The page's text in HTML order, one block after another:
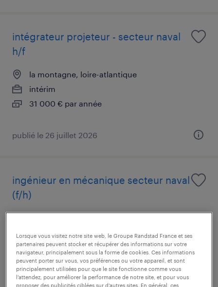
intégrateur projeteur - secteur naval
h/f
la montagne, loire-atlantique
intérim
31 000 € par année
publié le 26 juillet 2026
ingénieur en mécanique secteur naval
(f/h)
intérim
45 000 € - 55 000 € par année
publié le 29 mai 2026
Lorsque vous visitez notre site web, le Groupe Randstad France et ses
partenaires peuvent stocker et récupérer des informations sur votre
navigateur, principalement sous la forme de cookies. Ces informations
peuvent porter sur vous, vos préférences ou votre appareil, et sont
principalement utilisées pour que le site fonctionne comme vous
l’attendez, pour améliorer la performance de notre site, et pour vous
proposer des publicités ciblées sur d’autres sites. En général, ces